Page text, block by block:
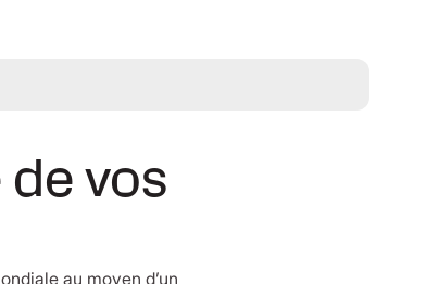
vos
au moyen d’un